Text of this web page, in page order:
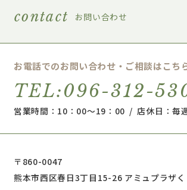
contact お問い合わせ
お電話でのお問い合わせ・ご相談はこち
TEL:096-312-
営業時間：10：00～19：00 / 店休日：毎
〒860-0047
熊本市西区春日3丁目15-26 アミュプラザ